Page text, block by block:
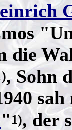
die
, Sohn
"1), der